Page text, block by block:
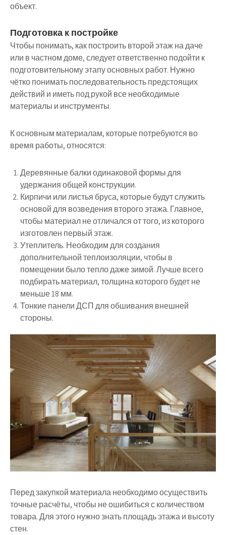
объект.
Подготовка к постройке
Чтобы понимать, как построить второй этаж на даче
или в частном доме, следует ответственно подойти к
подготовительному этапу основных работ. Нужно
чётко понимать последовательность предстоящих
действий и иметь под рукой все необходимые
материалы и инструменты.
К основным материалам, которые потребуются во
время работы, относятся:
Деревянные балки одинаковой формы для
удержания общей конструкции.
Кирпичи или листья бруса, которые будут служить
основой для возведения второго этажа. Главное,
чтобы материал не отличался от того, из которого
изготовлен первый этаж.
Утеплитель. Необходим для создания
дополнительной теплоизоляции, чтобы в
помещении было тепло даже зимой. Лучше всего
подбирать материал, толщина которого будет не
меньше 18 мм.
Тонкие панели ДСП для обшивания внешней
стороны.
Перед закупкой материала необходимо осуществить
точные расчёты, чтобы не ошибиться с количеством
товара. Для этого нужно знать площадь этажа и высоту
стен.